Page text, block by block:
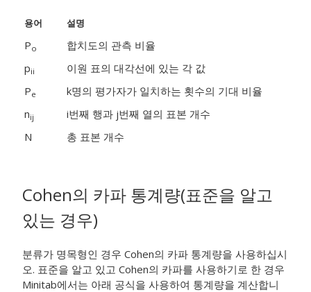
용어 설명
Po
합치도의 관측 비율
pii
이원 표의 대각선에 있는 각 값
Pe
k명의 평가자가 일치하는 횟수의 기대 비율
nij i번째 행과 j번째 열의 표본 개수
N
총 표본 개수
Cohen의 카파 통계량(표준을 알고
있는 경우)
분류가 명목형인 경우 Cohen의 카파 통계량을 사용하십시
오. 표준을 알고 있고 Cohen의 카파를 사용하기로 한 경우
Minitab에서는 아래 공식을 사용하여 통계량을 계산합니